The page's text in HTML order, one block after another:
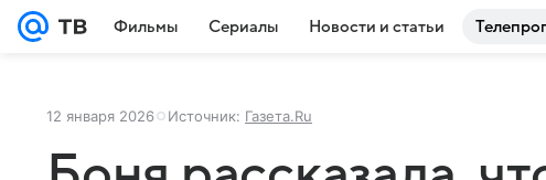
Фильмы Сериалы Новости и статьи
12 января 2026 Источник: Газета.Ru